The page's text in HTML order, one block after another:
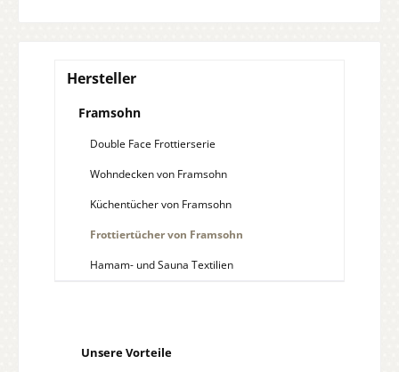
Hersteller
Framsohn
Double Face Frottierserie
Wohndecken von Framsohn
Küchentücher von Framsohn
Frottiertücher von Framsohn
Hamam- und Sauna Textilien
Unsere Vorteile